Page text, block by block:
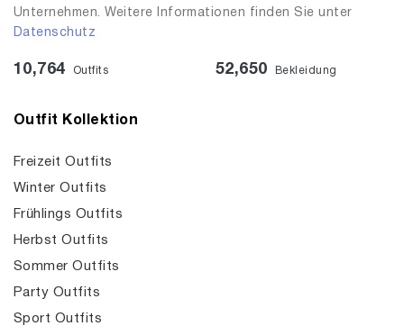
Unternehmen. Weitere Informationen finden Sie unter
Datenschutz
10,764 Outfits 52,650 Bekleidung
Outfit Kollektion
Freizeit Outfits
Winter Outfits
Frühlings Outfits
Herbst Outfits
Sommer Outfits
Party Outfits
Sport Outfits